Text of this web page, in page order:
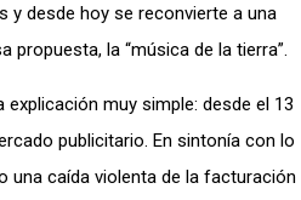
y desde hoy se reconvierte a una
la “música de la tierra”.
muy simple: desde el 13
publicitario. En sintonía con lo
una caída violenta de la facturación